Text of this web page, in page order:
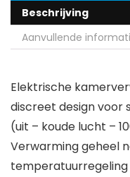
Beschrijving
Aanvullende
Elektrische
discreet design voor
(uit – koude lucht –
Verwarming geheel